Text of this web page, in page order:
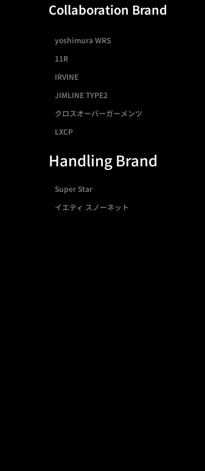
Collaboration Brand
yoshimura WRS
11R
IRVINE
JIMLINE TYPE2
クロスオーバーガーメンツ
LXCP
Handling Brand
Super Star
イエティ スノーネット